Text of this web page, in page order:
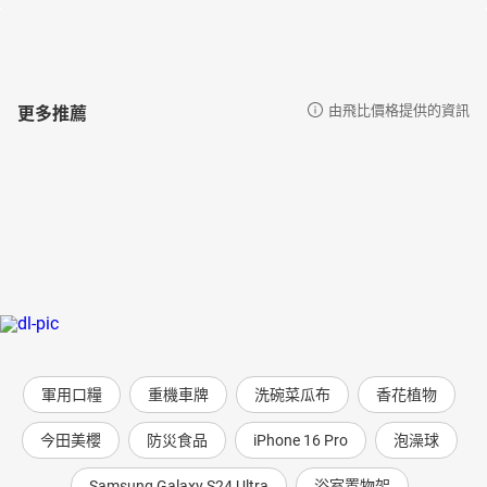
更多推薦 由飛比價格提供的資訊
軍用口糧 重機車牌 洗碗菜瓜布 香花植物
今田美櫻 防災食品 iPhone 16 Pro 泡澡球